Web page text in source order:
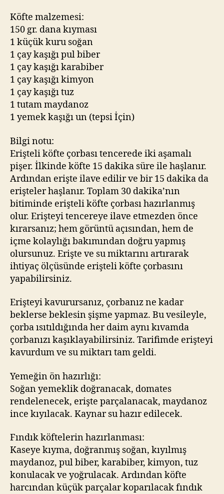
Köfte malzemesi:
150 gr. dana kıyması
1 küçük kuru soğan
1 çay kaşığı pul biber
1 çay kaşığı karabiber
1 çay kaşığı kimyon
1 çay kaşığı tuz
1 tutam maydanoz
1 yemek kaşığı un (tepsi İçin)
Bilgi notu:
Erişteli köfte çorbası tencerede iki aşamalı
pişer. İlkinde köfte 15 dakika süre ile haşlanır.
Ardından erişte ilave edilir ve bir 15 dakika da
erişteler haşlanır. Toplam 30 dakika’nın
bitiminde erişteli köfte çorbası hazırlanmış
olur. Erişteyi tencereye ilave etmezden önce
kırarsanız; hem görüntü açısından, hem de
içme kolaylığı bakımından doğru yapmış
olursunuz. Erişte ve su miktarını artırarak
ihtiyaç ölçüsünde erişteli köfte çorbasını
yapabilirsiniz.
Erişteyi kavurursanız, çorbanız ne kadar
beklerse beklesin şişme yapmaz. Bu vesileyle,
çorba ısıtıldığında her daim aynı kıvamda
çorbanızı kaşıklayabilirsiniz. Tarifimde erişteyi
kavurdum ve su miktarı tam geldi.
Yemeğin ön hazırlığı:
Soğan yemeklik doğranacak, domates
rendelenecek, erişte parçalanacak, maydanoz
ince kıyılacak. Kaynar su hazır edilecek.
Fındık köftelerin hazırlanması:
Kaseye kıyma, doğranmış soğan, kıyılmış
maydanoz, pul biber, karabiber, kimyon, tuz
konulacak ve yoğrulacak. Ardından köfte
harcından küçük parçalar koparılacak fındık